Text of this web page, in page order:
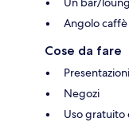
Angolo
Cose da fare
Negozi
Uso gratuito